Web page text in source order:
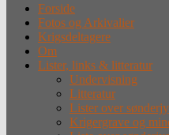
Forside
Fotos og Arkivalier
Krigsdeltagere
Om
Lister, links & litteratur
Undervisning
Litteratur
Lister over
Krigergrave og